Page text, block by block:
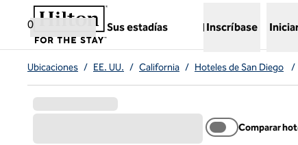
Saltar a contenido
0
Sus estadías
,abre una nueva pestaña
Inscríbase
Ubicaciones / EE. UU. / California / Hoteles de San Diego /
Comparar